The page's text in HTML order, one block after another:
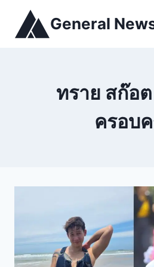
General
ทราย สก๊อ
ครอบ